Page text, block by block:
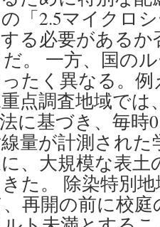
「2.5マイクロ
る必要があるか
。 一方、国の
たく異なる。
点調査地域では
に基づき、毎時
量が計測され
、大規模な表
た。 除染特別
再開の前に校庭